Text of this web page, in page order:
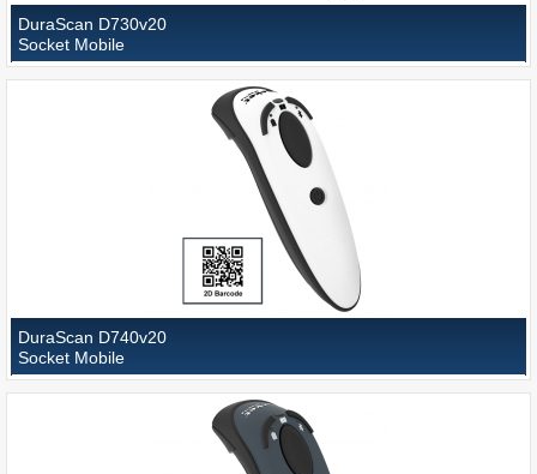
DuraScan D730v20
Socket Mobile
DuraScan D740v20
Socket Mobile